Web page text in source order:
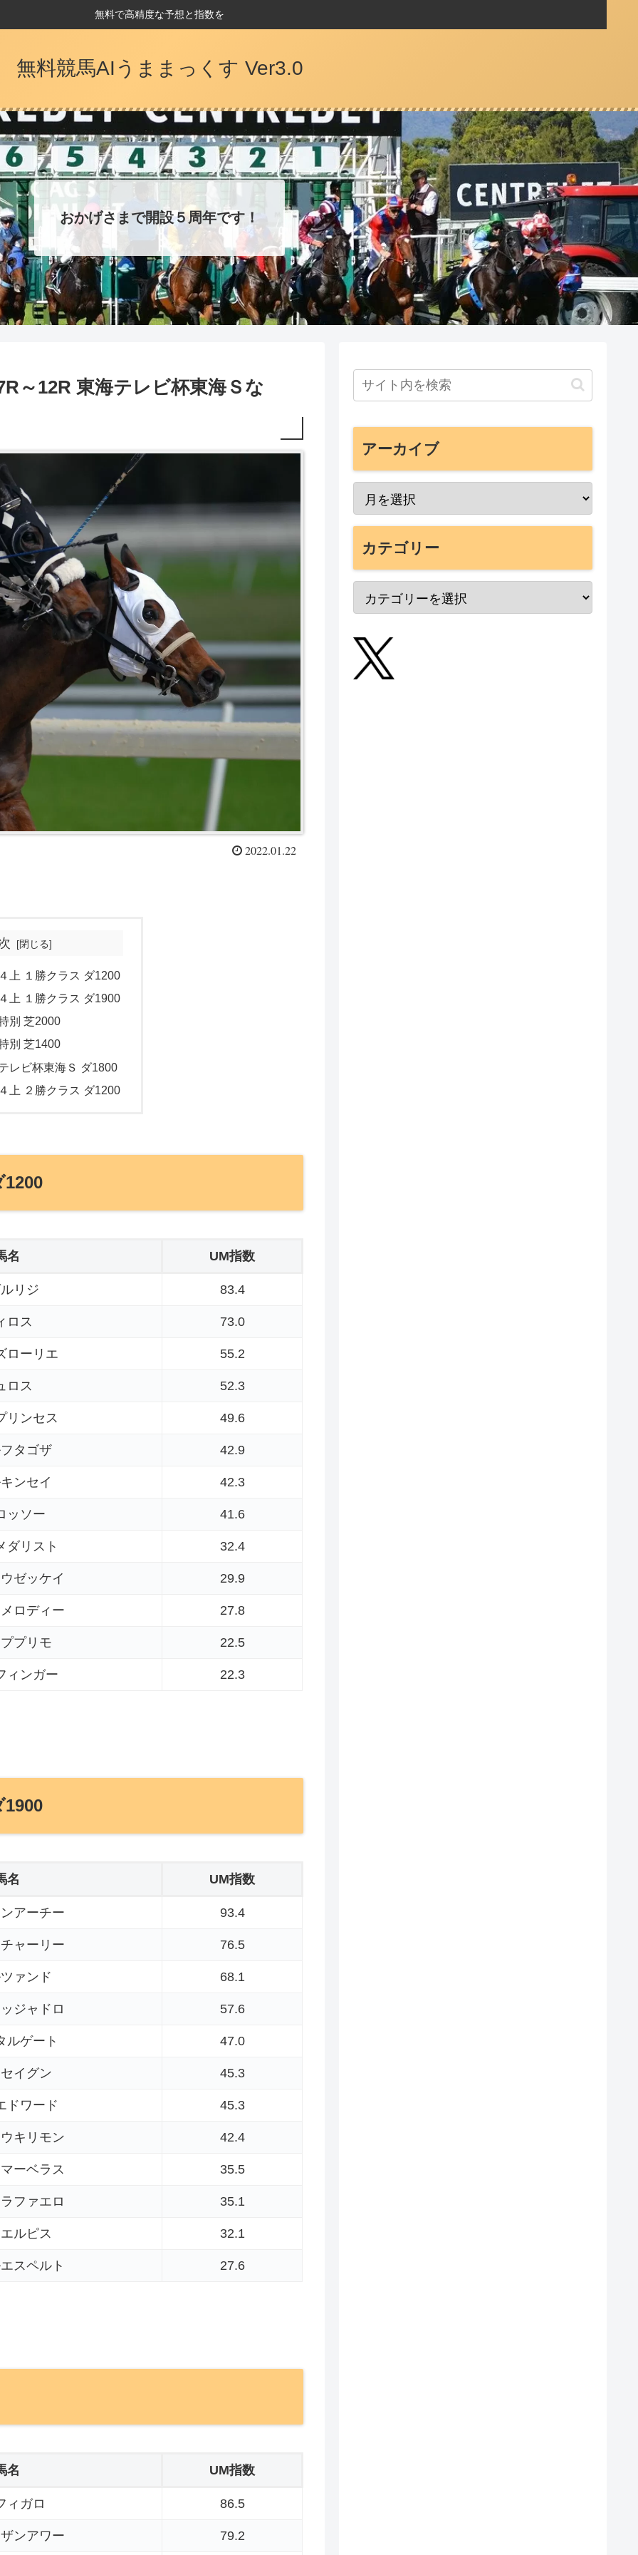
無料で高精度な予想と指数を
無料競馬AIうままっくす Ver3.0
おかげさまで開設５周年です！
～12R 東海テレビ杯東海Ｓな
2022.01.22
上 １勝クラス ダ1200
上 １勝クラス ダ1900
別 芝2000
別 芝1400
レビ杯東海Ｓ ダ1800
上 ２勝クラス ダ1200
1200
名 UM指数
リジ 83.4
ロス 73.0
ローリエ 55.2
ロス 52.3
リンセス 49.6
タゴザ 42.9
ンセイ 42.3
ッソー 41.6
ダリスト 32.4
ゼッケイ 29.9
ロディー 27.8
プリモ 22.5
ィンガー 22.3
1900
名 UM指数
アーチー 93.4
ャーリー 76.5
ァンド 68.1
ジャドロ 57.6
ルゲート 47.0
イグン 45.3
ドワード 45.3
キリモン 42.4
ーベラス 35.5
ファエロ 35.1
ルピス 32.1
スペルト 27.6
名 UM指数
ィガロ 86.5
ンアワー 79.2
アーカイブ
カテゴリー